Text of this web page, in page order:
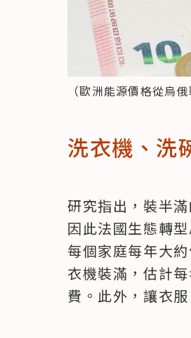
（歐洲能源價格從烏
洗衣機、洗
研究指出，裝半
因此法國生態轉
每個家庭每年大
衣機裝滿，估計
費。此外，讓衣